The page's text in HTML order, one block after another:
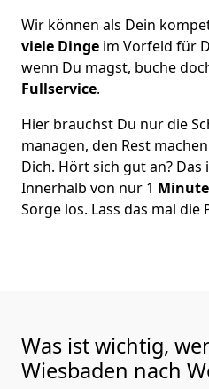
Wir können als Dein
viele Dinge im Vorfeld für
wenn Du magst, buche
Fullservice.
Hier brauchst Du nur die
managen, den Rest
Dich. Hört sich gut an? Das
Innerhalb von nur 1
Sorge los. Lass das mal die
Was ist wichtig,
Wiesbaden nach